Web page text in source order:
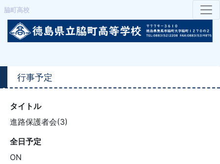
脇町高校
行事予定
タイトル
進路保護者会(3)
全日予定
ON